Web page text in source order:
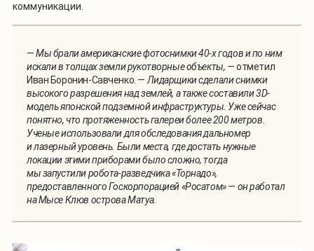
коммуникации.
— Мы брали американские фотоснимки 40-х годов и по ним
искали в толщах земли рукотворные объекты, —отметил
Иван Боронин-Савченко. — Лидарщики сделали снимки
высокого разрешения над землей, а также составили 3D-
модель японской подземной инфраструктуры. Уже сейчас
понятно, что протяженность галереи более 200 метров.
Ученые использовали для обследования дальномер
и лазерный уровень. Были места, где достать нужные
локации этими приборами было сложно, тогда
мы запустили робота-разведчика «Торнадо»,
предоставленного Госкорпорацией «Росатом» — он работал
на Мысе Клюв острова Матуа.